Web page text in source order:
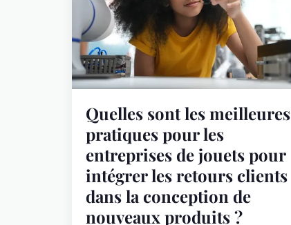
Quelles sont les meilleures
pratiques pour les
entreprises de jouets pour
intégrer les retours clients
dans la conception de
nouveaux produits ?